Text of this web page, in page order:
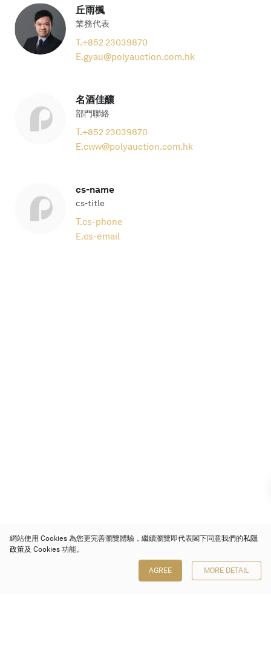
丘雨楓
業務代表
T.+852 23039870
E.gyau@polyauction.com.hk
名酒佳釀
部門聯絡
T.+852 23039870
E.cww@polyauction.com.hk
cs-name
cs-title
T.cs-phone
E.cs-email
網站使用 Cookies 為您更完善瀏覽體驗，繼續瀏覽即代表閣下同意我們的私隱
政策及 Cookies 功能。
AGREE MORE DETAIL